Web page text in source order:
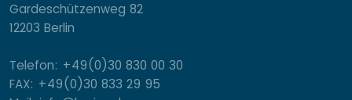
Gardeschützenweg 82
12203 Berlin
Telefon: +49(0)30 830 00 30
FAX: +49(0)30 833 29 95